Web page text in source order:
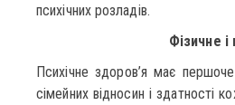
психічних розладів.
Фізичне
Психічне здоров’я має
сімейних відносин і здатності